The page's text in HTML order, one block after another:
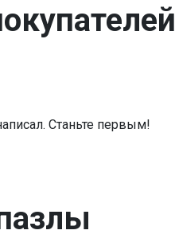
Станьте первым!